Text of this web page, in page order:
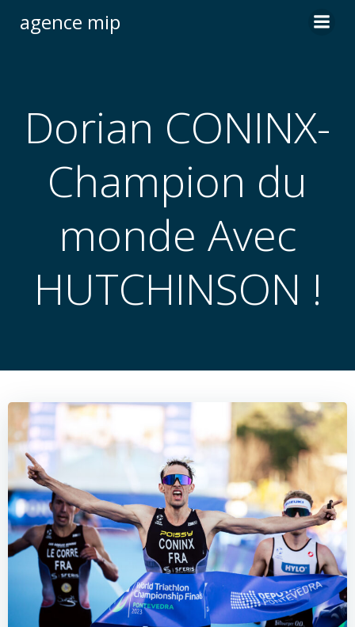
agence mip
Dorian CONINX-
Champion du
monde Avec
HUTCHINSON !